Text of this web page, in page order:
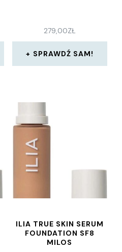
279,00ZŁ
SPRAWDŹ SAM!
ILIA TRUE SKIN SERUM
FOUNDATION SF8
MILOS